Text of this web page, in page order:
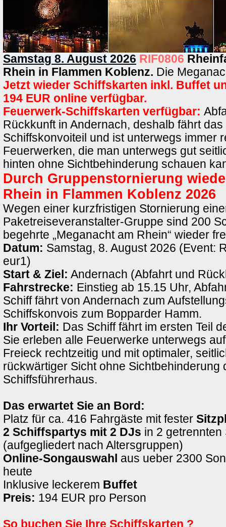
Samstag 8. August 2026 RIF0806
Rhein in Flammen Koblenz. Die
Jetzt wieder Schiffskarten inkl. Buffet
194 EUR online verfügbar.
Feuerwerk-Schiffskarten verfügbar:
Rückkunft in Andernach, deshalb fährt
Schiffskonvoiteil und ist unterwegs immer
Feuerwerken, die man unterwegs gut
hinten ohne Sichtbehinderung schauen
Durch Gruppenstornierung
Rhein in Flammen Koblenz 2026
Wegen einer kurzfristigen Stornierung
Paketreiseveranstalter-Gruppe sind 200
begehrte „Meganacht am Rhein“ wieder
Datum: Samstag, 8. August 2026 (Event:
eur1)
Start & Ziel: Andernach (Abfahrt und
Fahrstrecke: Einstieg ab 15.15 Uhr,
Schiff fährt von Andernach zum
Schiffskonvois zum Bopparder Hamm.
Ihr Vorteil: Das Schiff fährt im ersten Teil
Sie erleben alle Feuerwerke unterwegs
Freieck rechtzeitig und mit optimaler,
rückwärtiger Sicht ohne Sichtbehinderung
Schiffsführerhaus.
Das erwartet Sie an Bord:
Platz für ca. 416 Fahrgäste mit fester
2 Schiffspartys mit 2 DJs in 2 getrennten
(aufgegliedert nach Altersgruppen)
Online-Songauswahl aus ueber 2300
heute
Inklusive leckerem Buffet
Preis: 194 EUR pro Person
So buchen Sie Ihre Schiffskarten ?